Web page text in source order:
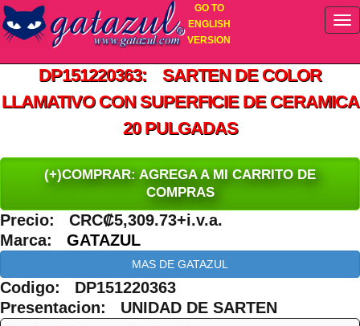
GO TO
ENGLISH
VERSION
DP151220363: SARTEN DE COLOR
LLAMATIVO CON SUPERFICIE DE CERAMICA
20 PULGADAS
(+)COMPRAR: AGREGA A MI CARRITO DE
COMPRAS
Precio: CRC₡5,309.73+i.v.a.
Marca: GATAZUL
MAS DE GATAZUL
Codigo: DP151220363
Presentacion: UNIDAD DE SARTEN